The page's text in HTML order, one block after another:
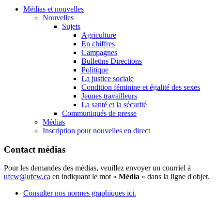
Médias et nouvelles
Nouvelles
Sujets
Agriculture
En chiffres
Campagnes
Bulletins Directions
Politique
La justice sociale
Condition féminine et égalité des sexes
Jeunes travailleurs
La santé et la sécurité
Communiqués de presse
Médias
Inscription pour nouvelles en direct
Contact médias
Pour les demandes des médias, veuillez envoyer un courriel à
ufcw@ufcw.ca en indiquant le mot « Média » dans la ligne d'objet.
Consulter nos normes graphiques ici.